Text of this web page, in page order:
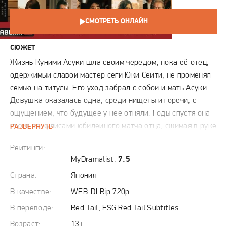
СМОТРЕТЬ ОНЛАЙН
СЮЖЕТ
Жизнь Куними Асуки шла своим чередом, пока её отец,
одержимый славой мастер сёги Юки Сёити, не променял
семью на титулы. Его уход забрал с собой и мать Асуки.
Девушка оказалась одна, среди нищеты и горечи, с
ощущением, что будущее у неё отняли. Годы спустя она
стоит за кулисами юбилейного матча отца, сжимая в руке
редчайший талант к сёги. Это замечает Тодо Сэйго,
бывший профессионал, сводивший с Сёити личные счёты.
Он предлагает Асуке не кровавую расправу, а другую
победу. Стать первой женщиной среди профессионалов
РАЗВЕРНУТЬ
Рейтинги:
MyDramalist: 7.5
Страна:
Япония
В качестве:
WEB-DLRip 720p
В переводе:
Red Tail, FSG Red Tail.Subtitles
Возраст:
13+